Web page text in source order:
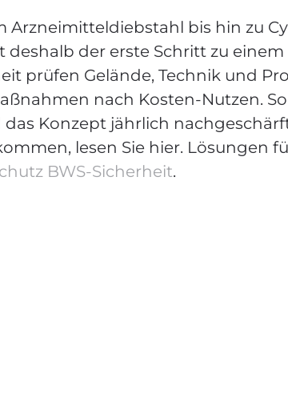
Arzneimittel­diebstahl bis hin zu
deshalb der erste Schritt zu
prüfen Gelände, Technik und
nach Kosten-Nutzen.
Konzept jährlich
lesen Sie hier. Lösungen
BWS-Sicherheit.